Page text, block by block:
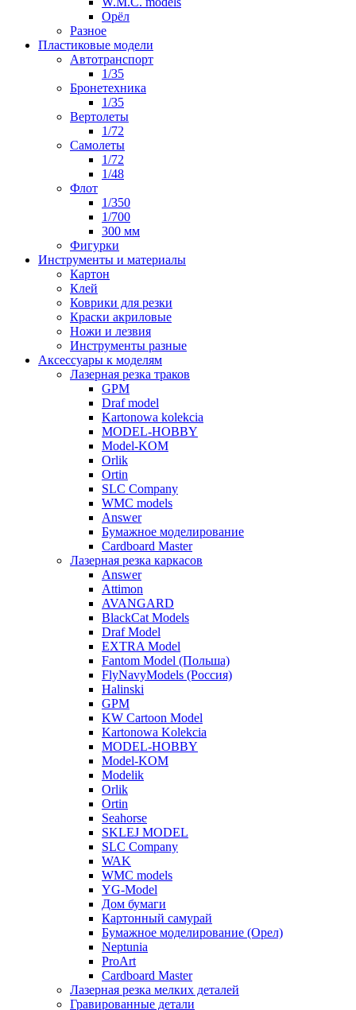
Орёл
Разное
Пластиковые модели
Автотранспорт
1/35
Бронетехника
1/35
Вертолеты
1/72
Самолеты
1/72
1/48
Флот
1/350
1/700
300 мм
Фигурки
Инструменты и материалы
Картон
Клей
Коврики для резки
Краски акриловые
Ножи и лезвия
Инструменты разные
Аксессуары к моделям
Лазерная резка траков
GPM
Draf model
Kartonowa kolekcia
MODEL-HOBBY
Model-KOM
Orlik
Ortin
SLC Company
WMC models
Answer
Бумажное моделирование
Cardboard Master
Лазерная резка каркасов
Answer
Attimon
AVANGARD
BlackCat Models
Draf Model
EXTRA Model
Fantom Model (Польша)
FlyNavyModels (Россия)
Halinski
GPM
KW Cartoon Model
Kartonowa Kolekcia
MODEL-HOBBY
Model-KOM
Modelik
Orlik
Ortin
Seahorse
SKLEJ MODEL
SLC Company
WAK
WMC models
YG-Model
Дом бумаги
Картонный самурай
Бумажное моделирование (Орел)
Neptunia
ProArt
Cardboard Master
Лазерная резка мелких деталей
Гравированные детали